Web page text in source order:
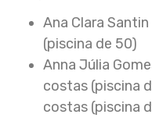
Ana Clara
(piscina de 50)
Anna Júlia
costas (piscina
costas (piscina